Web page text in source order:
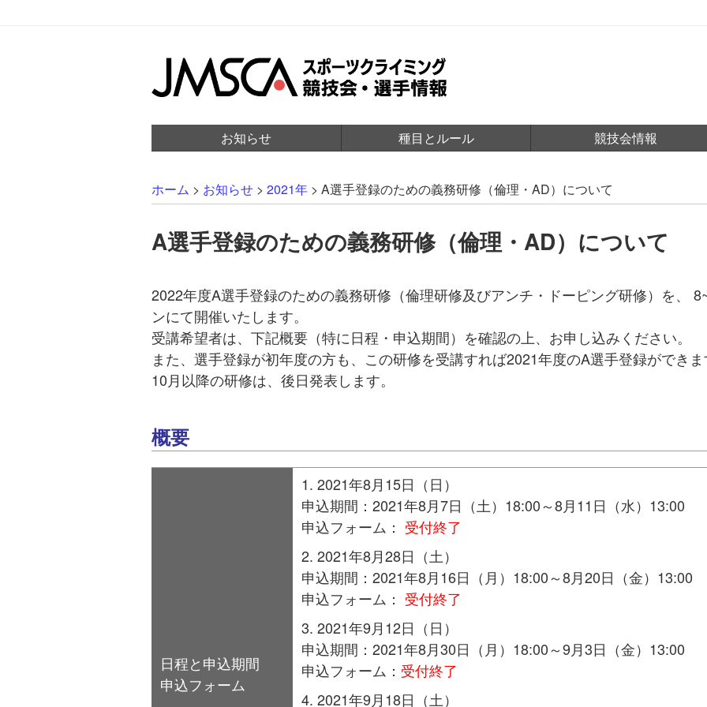
お知らせ 種目とルール 競技会情報
ホーム > お知らせ > 2021年 > A選手登録のための義務研修（倫理・AD）について
A選手登録のための義務研修（倫理・AD）について
2022年度A選手登録のための義務研修（倫理研修及びアンチ・ドーピング研修）を、
ンにて開催いたします。
受講希望者は、下記概要（特に日程・申込期間）を確認の上、お申し込みください。
また、選手登録が初年度の方も、この研修を受講すれば2021年度のA選手登録ができ
10月以降の研修は、後日発表します。
概要
日程と申込期間
申込フォーム
2021年8月15日（日）
申込期間：2021年8月7日（土）18:00～8月11日（水）13:00
申込フォーム： 受付終了
2021年8月28日（土）
申込期間：2021年8月16日（月）18:00～8月20日（金）13:00
申込フォーム： 受付終了
2021年9月12日（日）
申込期間：2021年8月30日（月）18:00～9月3日（金）13:00
申込フォーム： 受付終了
2021年9月18日（土）